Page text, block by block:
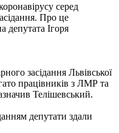
серед
Про це
депутата Ігоря
засідання Львівської
працівників з ЛМР та
Телішевський.
депутати здали